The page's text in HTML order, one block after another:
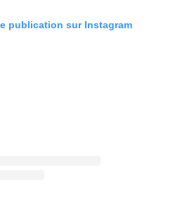
publication sur Instagram